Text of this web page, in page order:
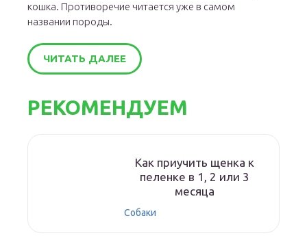
кошка. Противоречие читается уже в самом
названии породы.
ЧИТАТЬ ДАЛЕЕ
РЕКОМЕНДУЕМ
Как приучить щенка к
пеленке в 1, 2 или 3
месяца
Собаки